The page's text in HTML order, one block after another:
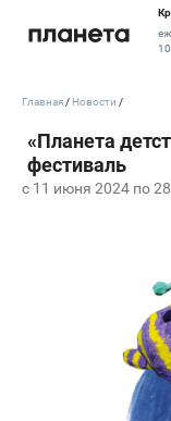
c 11 июня 2024 по
Главная Новости